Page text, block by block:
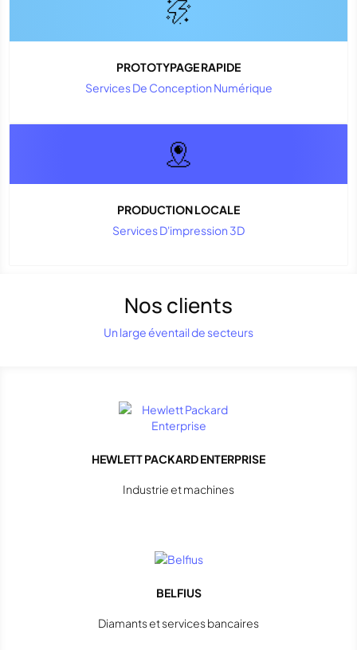
PROTOTYPAGE RAPIDE
Services De Conception Numérique
PRODUCTION LOCALE
Services D'impression 3D
Nos clients
Un large éventail de secteurs
HEWLETT PACKARD ENTERPRISE
Industrie et machines
BELFIUS
Diamants et services bancaires